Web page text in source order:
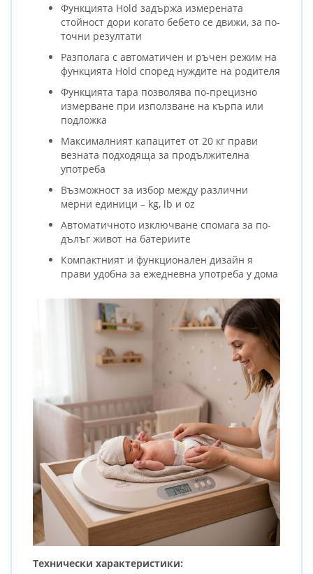
Функцията Hold задържа измерената
стойност дори когато бебето се движи, за по-
точни резултати
Разполага с автоматичен и ръчен режим на
функцията Hold според нуждите на родителя
Функцията тара позволява по-прецизно
измерване при използване на кърпа или
подложка
Максималният капацитет от 20 кг прави
везната подходяща за продължителна
употреба
Възможност за избор между различни
мерни единици – kg, lb и oz
Автоматичното изключване спомага за по-
дълъг живот на батериите
Компактният и функционален дизайн я
прави удобна за ежедневна употреба у дома
Технически характеристики: